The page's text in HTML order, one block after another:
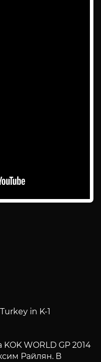
in K-1
WORLD GP 2014
Райлян. В